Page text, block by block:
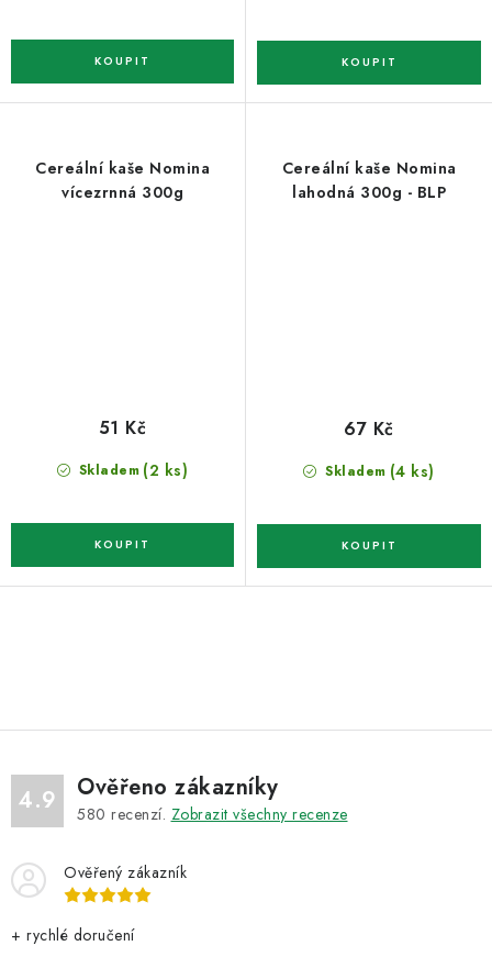
Cereální kaše Nomina
vícezrnná 300g
Skladem (2 ks)
51 Kč
Cereální kaše Nomina
lahodná 300g - BLP
Skladem (4 ks)
67 Kč
á
d
a
c
p
v
4.9 Ověřeno zákazníky
580 recenzí. Zobrazit všechny recenze
Ověřený zákazník
+ rychlé doručení